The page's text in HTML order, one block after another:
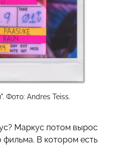
Фото: Andres Teiss.
Маркус потом вырос
фильма. В котором есть